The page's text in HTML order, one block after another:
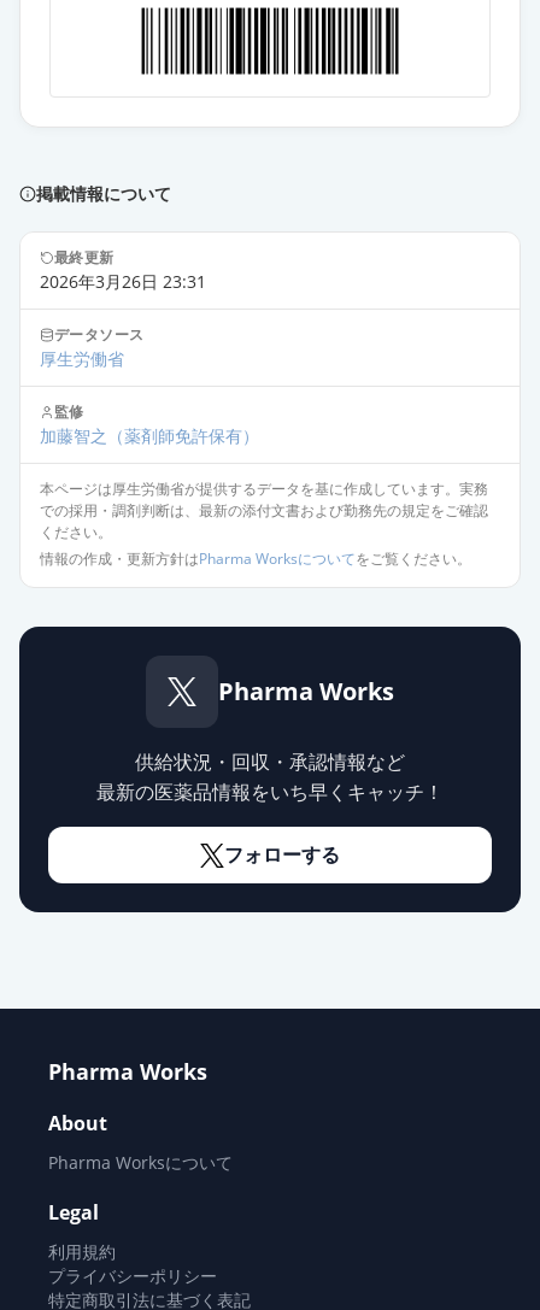
掲載情報について
最終更新
2026年3月26日 23:31
データソース
厚生労働省
監修
加藤智之 （薬剤師免許保有）
本ページは厚生労働省が提供するデータを基に作成しています。実務
での採用・調剤判断は、最新の添付文書および勤務先の規定をご確認
ください。
情報の作成・更新方針はPharma Worksについてをご覧ください。
Pharma Works
供給状況・回収・承認情報など
最新の医薬品情報をいち早くキャッチ！
フォローする
Pharma Works
About
Pharma Worksについて
Legal
利用規約
プライバシーポリシー
特定商取引法に基づく表記